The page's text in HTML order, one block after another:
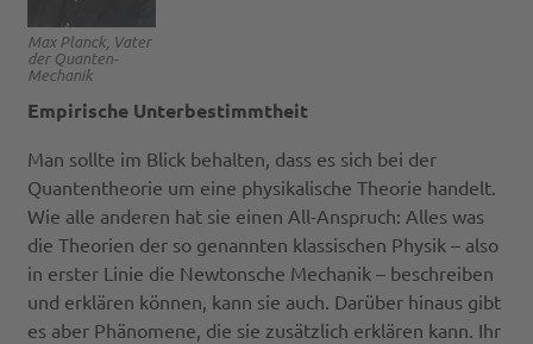
Max Planck, Vater
der Quanten-
Mechanik
Empirische Unterbestimmtheit
Man sollte im Blick behalten, dass es sich bei der
Quantentheorie um eine physikalische Theorie handelt.
Wie alle anderen hat sie einen All-Anspruch: Alles was
die Theorien der so genannten klassischen Physik – also
in erster Linie die Newtonsche Mechanik – beschreiben
und erklären können, kann sie auch. Darüber hinaus gibt
es aber Phänomene, die sie zusätzlich erklären kann. Ihr